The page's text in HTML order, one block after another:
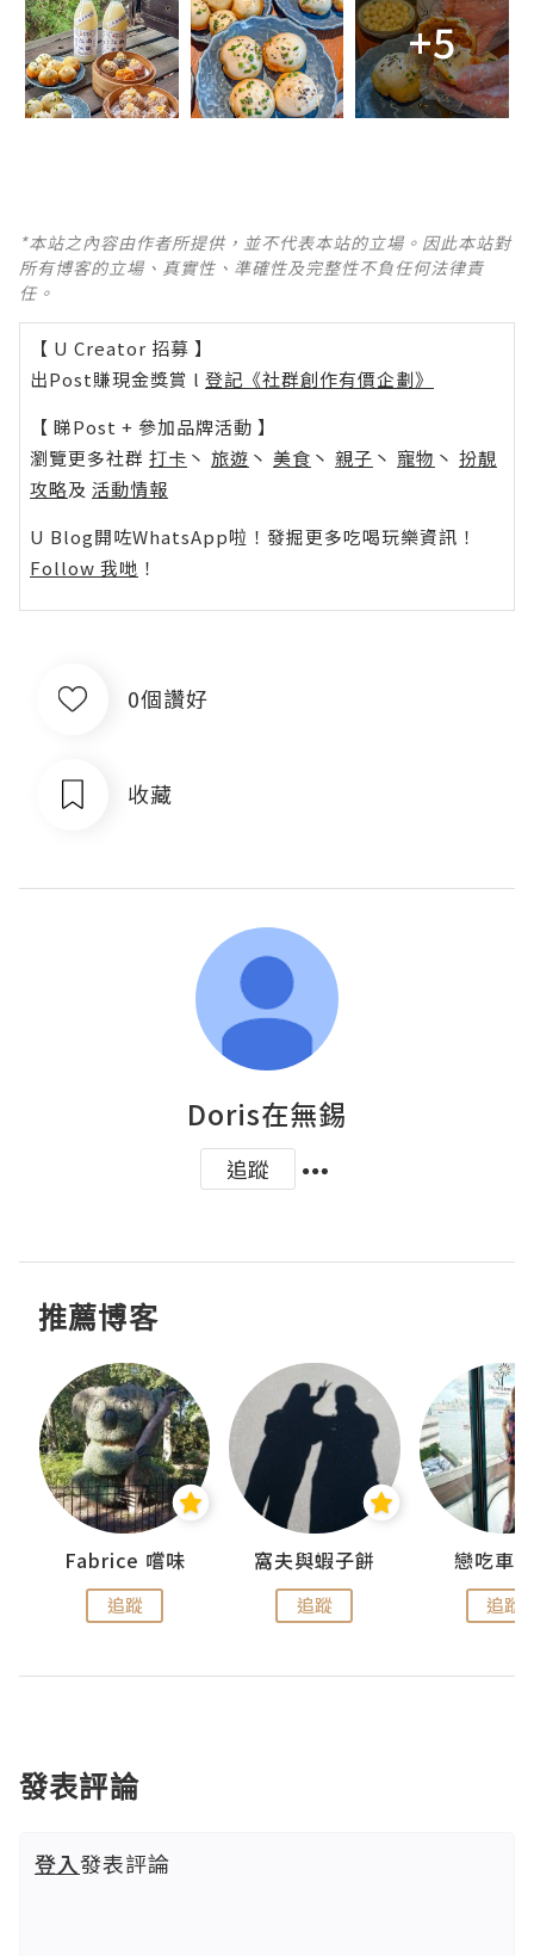
+5
*本站之內容由作者所提供，並不代表本站的立場。因此本站對
所有博客的立場、真實性、準確性及完整性不負任何法律責
任。
【 U Creator 招募 】
出Post賺現金獎賞 l 登記《社群創作有價企劃》
【 睇Post + 參加品牌活動 】
瀏覽更多社群 打卡 丶 旅遊 丶 美食 丶 親子 丶 寵物 丶 扮靚
攻略及 活動情報
U Blog開咗WhatsApp啦！發掘更多吃喝玩樂資訊！
Follow 我哋 ！
0個讚好
收藏
Doris在無錫
追蹤
推薦博客
Fabrice 嚐味
追蹤
窩夫與蝦子餅
追蹤
戀吃車
追蹤
發表評論
登入發表評論